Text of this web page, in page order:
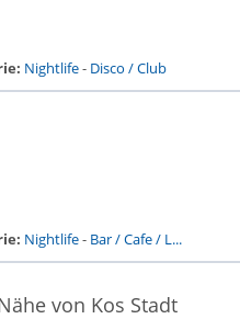
Nightlife- Disco / Club
Nightlife- Bar / Cafe / L...
von Kos Stadt